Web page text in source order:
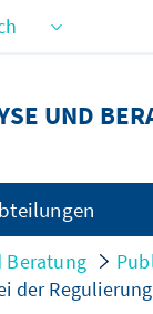
UND
Beratung
der